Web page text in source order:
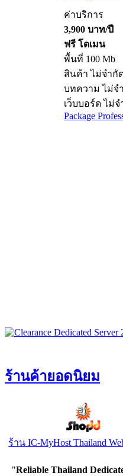
ค่าบริการ
3,900 บาท/ปี
ฟรี โดเมน
พื้นที่ 100 Mb
สินค้า ไม่จำกั
บทความ ไม่จ
เว็บบอร์ด ไม่จ
Package
ร้านค้ายอดนิยม
ร้าน IC-MyHost Thailand
"Reliable Thailand